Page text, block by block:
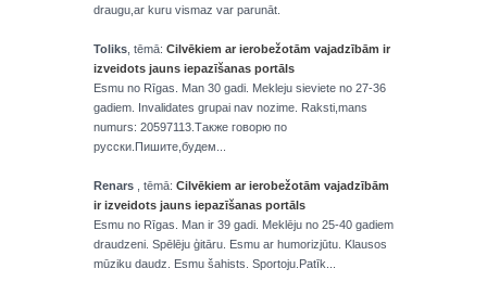
draugu,ar kuru vismaz var parunāt.
Toliks , tēmā: Cilvēkiem ar ierobežotām vajadzībām ir
izveidots jauns iepazīšanas portāls
Esmu no Rīgas. Man 30 gadi. Mekleju sieviete no 27-36
gadiem. Invalidates grupai nav nozime. Raksti,mans
numurs: 20597113.Также говорю по
русски.Пишите,будем...
Renars , tēmā: Cilvēkiem ar ierobežotām vajadzībām
ir izveidots jauns iepazīšanas portāls
Esmu no Rīgas. Man ir 39 gadi. Meklēju no 25-40 gadiem
draudzeni. Spēlēju ģitāru. Esmu ar humorizjūtu. Klausos
mūziku daudz. Esmu šahists. Sportoju.Patīk...